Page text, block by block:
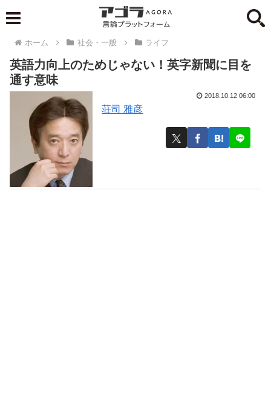
ホーム 社会・一般 ライフ
英語力向上のためじゃない！英字新聞に目を
通す意味
荘司 雅彦
2018.10.12 06:00